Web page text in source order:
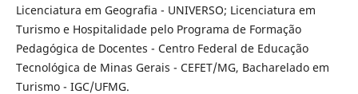
Licenciatura em Geografia - UNIVERSO; Licenciatura em
Turismo e Hospitalidade pelo Programa de Formação
Pedagógica de Docentes - Centro Federal de Educação
Tecnológica de Minas Gerais - CEFET/MG, Bacharelado em
Turismo - IGC/UFMG.